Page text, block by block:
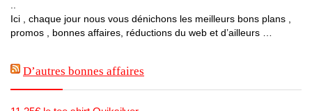
Ici , chaque jour nous vous dénichons les meilleurs bons plans ,
promos , bonnes affaires, réductions du web et d’ailleurs …
D’autres bonnes affaires